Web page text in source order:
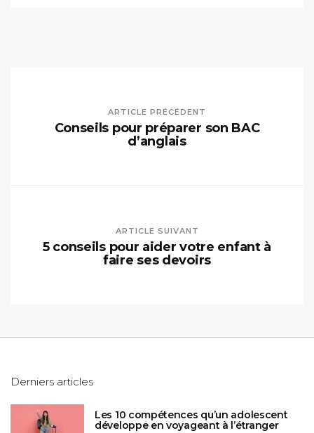
ARTICLE PRÉCÉDENT
Conseils pour préparer son BAC
d’anglais
ARTICLE SUIVANT
5 conseils pour aider votre enfant à
faire ses devoirs
Derniers articles
Les 10 compétences qu’un adolescent
développe en voyageant à l’étranger